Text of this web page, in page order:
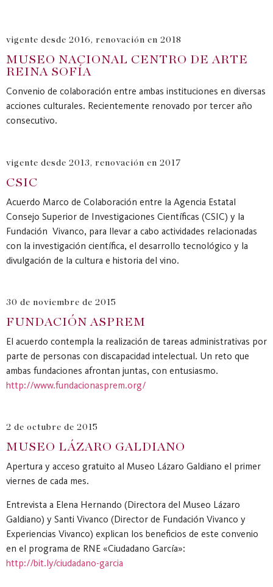
vigente desde 2016, renovación en 2018
MUSEO NACIONAL CENTRO DE ARTE
REINA SOFÍA
Convenio de colaboración entre ambas instituciones en diversas
acciones culturales. Recientemente renovado por tercer año
consecutivo.
vigente desde 2013, renovación en 2017
CSIC
Acuerdo Marco de Colaboración entre la Agencia Estatal
Consejo Superior de Investigaciones Científicas (CSIC) y la
Fundación Vivanco, para llevar a cabo actividades relacionadas
con la investigación científica, el desarrollo tecnológico y la
divulgación de la cultura e historia del vino.
30 de noviembre de 2015
FUNDACIÓN ASPREM
El acuerdo contempla la realización de tareas administrativas por
parte de personas con discapacidad intelectual. Un reto que
ambas fundaciones afrontan juntas, con entusiasmo.
http://www.fundacionasprem.org/
2 de octubre de 2015
MUSEO LÁZARO GALDIANO
Apertura y acceso gratuito al Museo Lázaro Galdiano el primer
viernes de cada mes.
Entrevista a Elena Hernando (Directora del Museo Lázaro
Galdiano) y Santi Vivanco (Director de Fundación Vivanco y
Experiencias Vivanco) explican los beneficios de este convenio
en el programa de RNE «Ciudadano García»:
http://bit.ly/ciudadano-garcia